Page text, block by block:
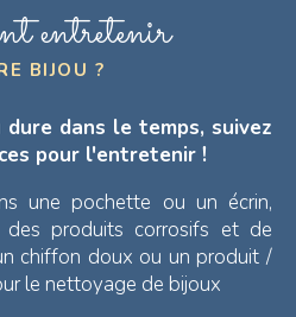
entretenir
BIJOU ?
dans le temps, suivez
pour l'entretenir !
une pochette ou un écrin,
produits corrosifs et de
chiffon doux ou un produit /
le nettoyage de bijoux